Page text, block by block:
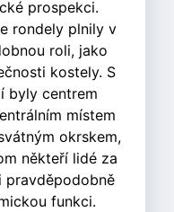
prospekci.
rondely plnily v
roli, jako
kostely. S
byly centrem
místem
okrskem,
někteří lidé za
pravděpodobně
funkci.